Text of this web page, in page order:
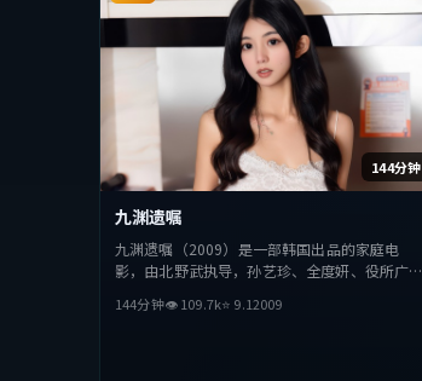
144分钟
九渊遗嘱
九渊遗嘱（2009）是一部韩国出品的家庭电
影，由北野武执导，孙艺珍、全度妍、役所广司
性与抉择，节奏张弛有度，适合喜欢该类型的观
144分钟👁109.7k⭐ 9.12009